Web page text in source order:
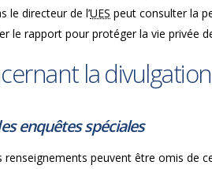
le directeur de l’UES peut consulter la
le rapport pour protéger la vie privée
la
enquêtes spéciales
renseignements peuvent être omis de